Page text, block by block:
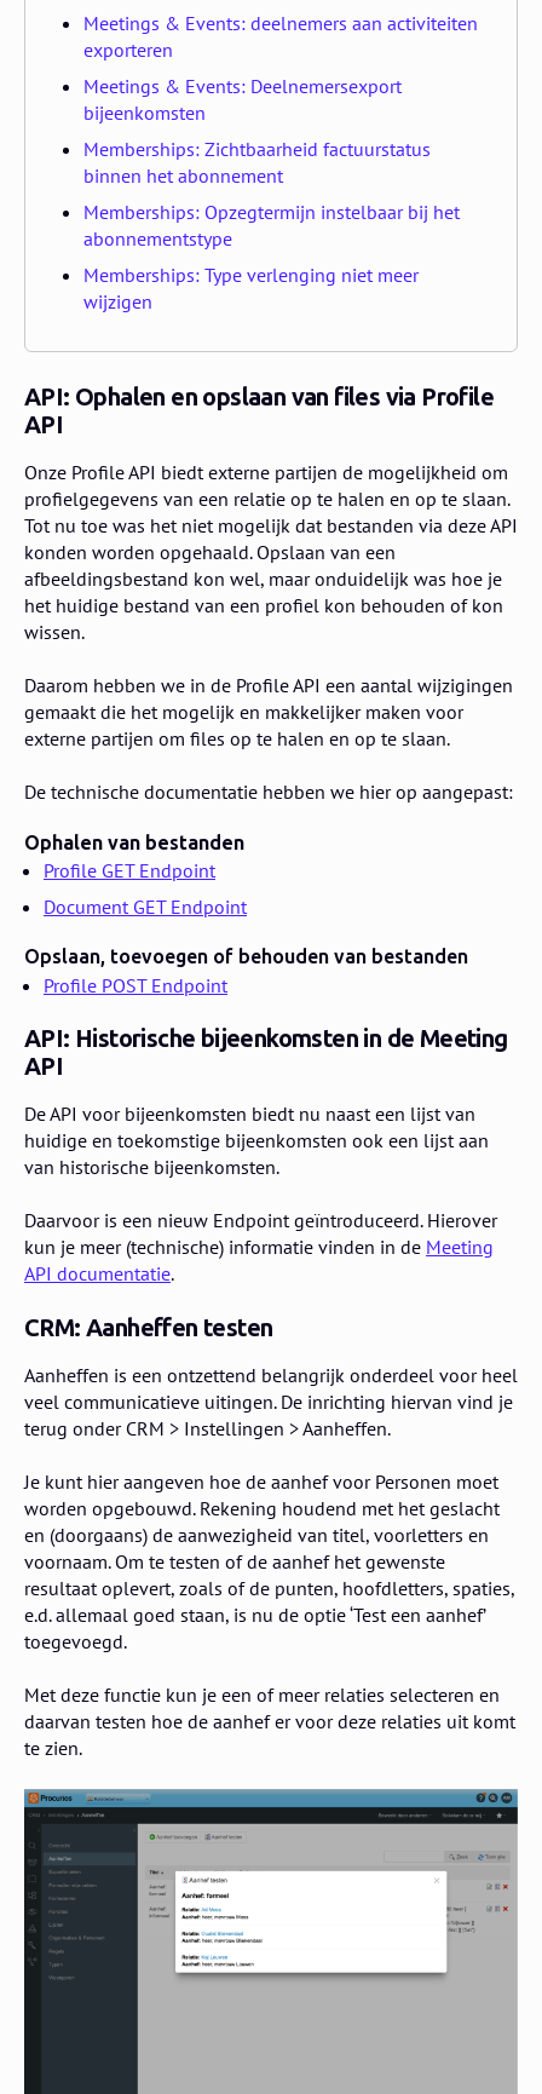
Meetings & Events: deelnemers aan activiteiten
exporteren
Meetings & Events: Deelnemersexport
bijeenkomsten
Memberships: Zichtbaarheid factuurstatus
binnen het abonnement
Memberships: Opzegtermijn instelbaar bij het
abonnementstype
Memberships: Type verlenging niet meer
wijzigen
API: Ophalen en opslaan van files via Profile
API
Onze Profile API biedt externe partijen de mogelijkheid om
profielgegevens van een relatie op te halen en op te slaan.
Tot nu toe was het niet mogelijk dat bestanden via deze API
konden worden opgehaald. Opslaan van een
afbeeldingsbestand kon wel, maar onduidelijk was hoe je
het huidige bestand van een profiel kon behouden of kon
wissen.
Daarom hebben we in de Profile API een aantal wijzigingen
gemaakt die het mogelijk en makkelijker maken voor
externe partijen om files op te halen en op te slaan.
De technische documentatie hebben we hier op aangepast:
Ophalen van bestanden
Profile GET Endpoint
Document GET Endpoint
Opslaan, toevoegen of behouden van bestanden
Profile POST Endpoint
API: Historische bijeenkomsten in de Meeting
API
De API voor bijeenkomsten biedt nu naast een lijst van
huidige en toekomstige bijeenkomsten ook een lijst aan
van historische bijeenkomsten.
Daarvoor is een nieuw Endpoint geïntroduceerd. Hierover
kun je meer (technische) informatie vinden in de Meeting
API documentatie.
CRM: Aanheffen testen
Aanheffen is een ontzettend belangrijk onderdeel voor heel
veel communicatieve uitingen. De inrichting hiervan vind je
terug onder CRM > Instellingen > Aanheffen.
Je kunt hier aangeven hoe de aanhef voor Personen moet
worden opgebouwd. Rekening houdend met het geslacht
en (doorgaans) de aanwezigheid van titel, voorletters en
voornaam. Om te testen of de aanhef het gewenste
resultaat oplevert, zoals of de punten, hoofdletters, spaties,
e.d. allemaal goed staan, is nu de optie ‘Test een aanhef’
toegevoegd.
Met deze functie kun je een of meer relaties selecteren en
daarvan testen hoe de aanhef er voor deze relaties uit komt
te zien.